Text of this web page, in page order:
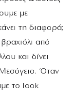
με
τη διαφορά;
από
και δίνει
Όταν
το look